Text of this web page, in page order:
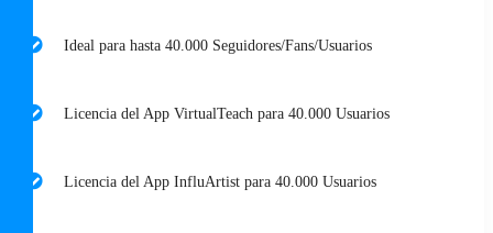
Ideal para hasta 40.000 Seguidores/Fans/Usuarios
Licencia del App VirtualTeach para 40.000 Usuarios
Licencia del App InfluArtist para 40.000 Usuarios